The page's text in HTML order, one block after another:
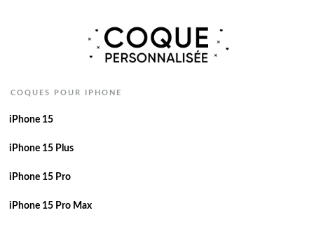
COQUES POUR IPHONE
iPhone 15
iPhone 15 Plus
iPhone 15 Pro
iPhone 15 Pro Max